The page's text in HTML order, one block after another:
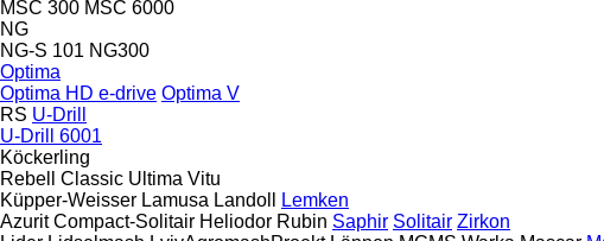
MSC 300 MSC 6000
NG
NG-S 101 NG300
Optima
Optima HD e-drive Optima V
RS U-Drill
U-Drill 6001
Köckerling
Rebell Classic Ultima Vitu
Küpper-Weisser Lamusa Landoll
Lemken
Azurit Compact-Solitair Heliodor Rubin Saphir Solitair Zirkon